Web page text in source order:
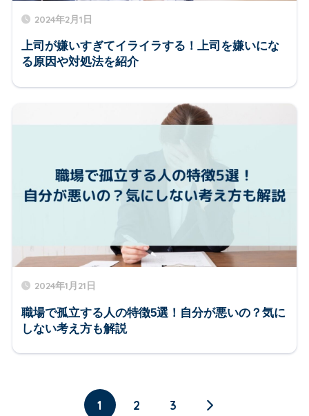
2024年2月1日
上司が嫌いすぎてイライラする！上司を嫌いにな
る原因や対処法を紹介
2024年1月21日
職場で孤立する人の特徴5選！自分が悪いの？気に
しない考え方も解説
1 2 3